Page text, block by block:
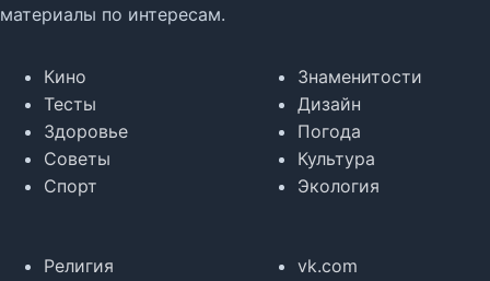
материалы по интересам.
Кино
Тесты
Здоровье
Советы
Спорт
Знаменитости
Дизайн
Погода
Культура
Экология
Религия
vk.com